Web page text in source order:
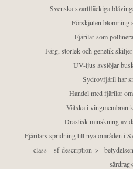
Svenska svartfläckiga
Förskjuten blomning
Fjärilar som
Färg, storlek och genetik
UV-ljus avslöjar
Sydrovfjäril har
Handel med fjärilar
Vätska i vingmembran
Drastisk minskning av
Fjärilars spridning till nya områden i
class="sf-description">–